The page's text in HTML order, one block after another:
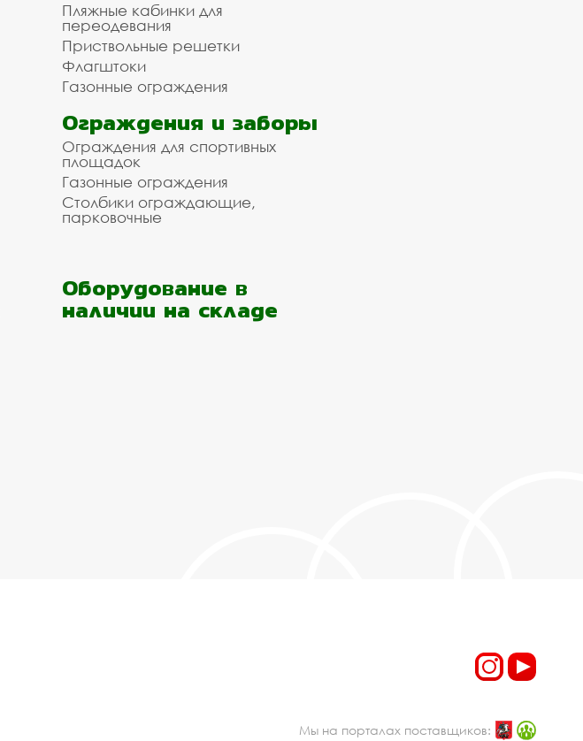
Пляжные кабинки для
переодевания
Приствольные решетки
Флагштоки
Газонные ограждения
Ограждения и заборы
Ограждения для спортивных
площадок
Газонные ограждения
Столбики ограждающие,
парковочные
Оборудование в
наличии на складе
Мы на порталах поставщиков: